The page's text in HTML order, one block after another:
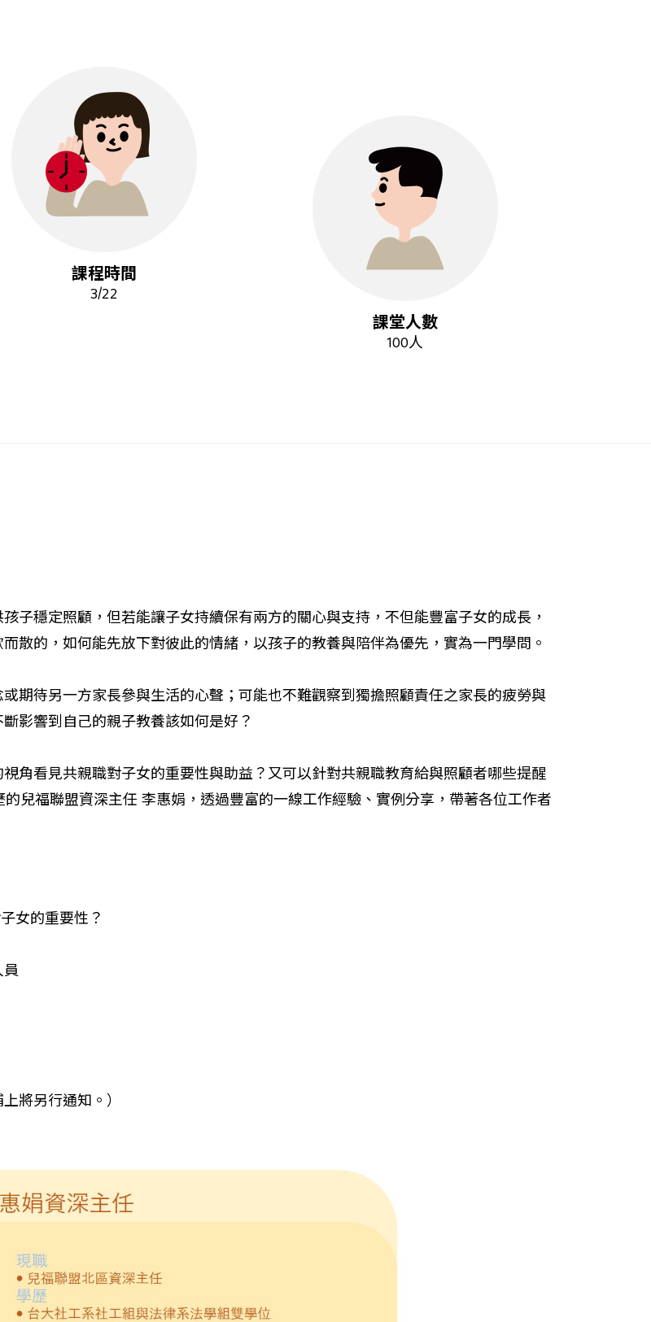
課程時間
3/22
課堂人數
100人
子穩定照顧，但若能讓子女持續保有兩方的關心與支持，不但能豐富子女的成長，
散的，如何能先放下對彼此的情緒，以孩子的教養與陪伴為優先，實為一門學問。
期待另一方家長參與生活的心聲；可能也不難觀察到獨擔照顧責任之家長的疲勞與
影響到自己的親子教養該如何是好？
角看見共親職對子女的重要性與助益？又可以針對共親職教育給與照顧者哪些提醒
兒福聯盟資深主任 李惠娟，透過豐富的一線工作經驗、實例分享，帶著各位工作者
女的重要性？
將另行通知。）